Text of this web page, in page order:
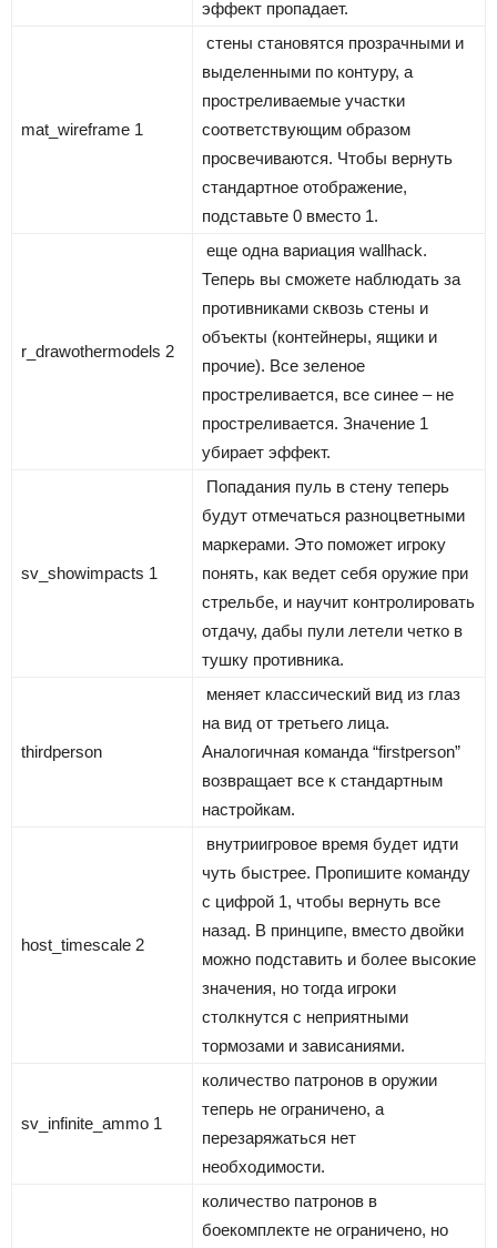
эффект пропадает.
mat_wireframe 1
стены становятся прозрачными и
выделенными по контуру, а
простреливаемые участки
соответствующим образом
просвечиваются. Чтобы вернуть
стандартное отображение,
подставьте 0 вместо 1.
r_drawothermodels 2
еще одна вариация wallhack.
Теперь вы сможете наблюдать за
противниками сквозь стены и
объекты (контейнеры, ящики и
прочие). Все зеленое
простреливается, все синее – не
простреливается. Значение 1
убирает эффект.
sv_showimpacts 1
Попадания пуль в стену теперь
будут отмечаться разноцветными
маркерами. Это поможет игроку
понять, как ведет себя оружие при
стрельбе, и научит контролировать
отдачу, дабы пули летели четко в
тушку противника.
thirdperson
меняет классический вид из глаз
на вид от третьего лица.
Аналогичная команда “firstperson”
возвращает все к стандартным
настройкам.
host_timescale 2
внутриигровое время будет идти
чуть быстрее. Пропишите команду
с цифрой 1, чтобы вернуть все
назад. В принципе, вместо двойки
можно подставить и более высокие
значения, но тогда игроки
столкнутся с неприятными
тормозами и зависаниями.
sv_infinite_ammo 1
количество патронов в оружии
теперь не ограничено, а
перезаряжаться нет
необходимости.
количество патронов в
боекомплекте не ограничено, но